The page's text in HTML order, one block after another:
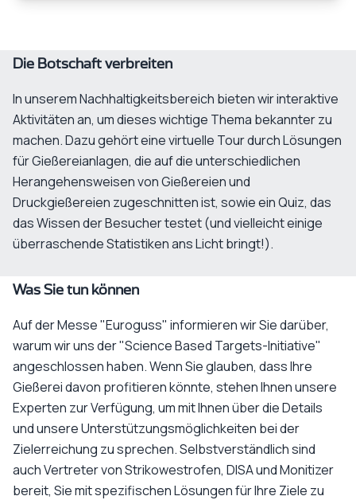
Die Botschaft verbreiten
In unserem Nachhaltigkeitsbereich bieten wir interaktive
Aktivitäten an, um dieses wichtige Thema bekannter zu
machen. Dazu gehört eine virtuelle Tour durch Lösungen
für Gießereianlagen, die auf die unterschiedlichen
Herangehensweisen von Gießereien und
Druckgießereien zugeschnitten ist, sowie ein Quiz, das
das Wissen der Besucher testet (und vielleicht einige
überraschende Statistiken ans Licht bringt!).
Was Sie tun können
Auf der Messe "Euroguss" informieren wir Sie darüber,
warum wir uns der "Science Based Targets-Initiative"
angeschlossen haben. Wenn Sie glauben, dass Ihre
Gießerei davon profitieren könnte, stehen Ihnen unsere
Experten zur Verfügung, um mit Ihnen über die Details
und unsere Unterstützungsmöglichkeiten bei der
Zielerreichung zu sprechen. Selbstverständlich sind
auch Vertreter von Strikowestrofen, DISA und Monitizer
bereit, Sie mit spezifischen Lösungen für Ihre Ziele zu